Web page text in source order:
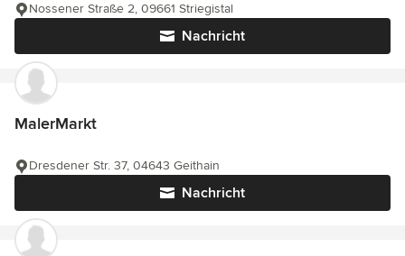
Nachricht
Nossener Straße 2, 09661 Striegistal
MalerMarkt
Nachricht
Dresdener Str. 37, 04643 Geithain